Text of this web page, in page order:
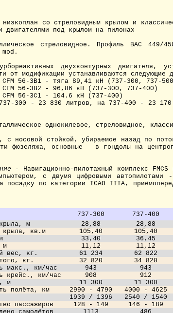
низкоплан со стреловидным крылом и
двигателями под крылом на пилонах
стреловидное. Профиль BAC 449/
двухконтурных двигателя,
от модификации устанавливаются следующие
56-3B1 - тяга 89,41 кН (737-300, 737-
56-3B2 - 96,86 кН (737-300, 737-400)
56-3C1 - 104.6 кН (737-400)
300 - 23 830 литров, на 737-400 - 23
однокилевое, стреловидное,
с носовой стойкой, убираемое назад по
фюзеляжа, основные - в гондолы на
- Навигационно-пилотажный комплекс
с двумя цифровыми автопилотами -
посадку по категории ICAO IIIA,
737-300 737-400
м
28,88 28,88
крыла, кв.м
105,40 105,40
33,40 36,45
м
11,12 11,12
вес, кг.
61 234 62 822
кг.
32 820 34 820
макс., км/час
943 943
крейс., км/час
908 912
м
11 300 11 300
полёта, км
2990 - 4790 4000 - 4625
1939 / 1396 2540 / 1540
пассажиров
128 - 149 146 - 189